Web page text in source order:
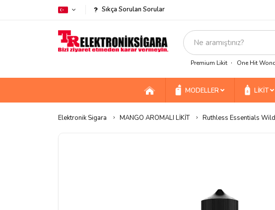
Sıkça Sorulan Sorular
Premium Likit One Hit
MODELLER LİKİT
Elektronik Sigara MANGO AROMALI LİKİT Ruthless Essentials